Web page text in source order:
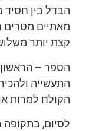
הבדל בין
מאתיים מטרים
קצת יותר
הספר – הראשון
התעשייה
הקולח למרות
לסיום, בתקופה